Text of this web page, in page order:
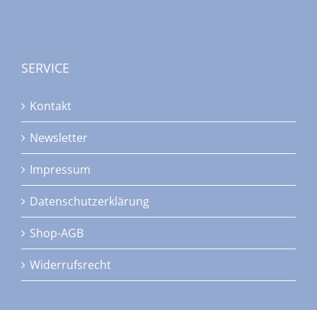
SERVICE
Kontakt
Newsletter
Impressum
Datenschutzerklärung
Shop-AGB
Widerrufsrecht